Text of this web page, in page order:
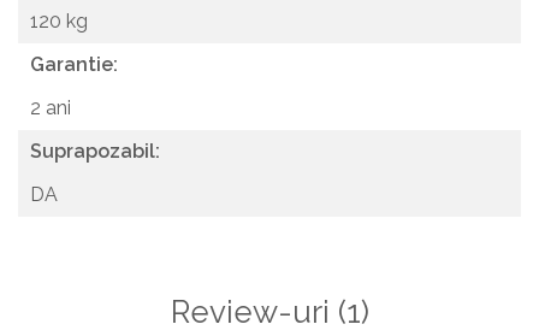
120 kg
Garantie:
2 ani
Suprapozabil:
DA
Review-uri (1)